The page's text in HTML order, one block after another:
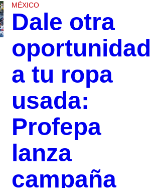
MÉXICO
Dale otra
oportunidad
a tu ropa
usada:
Profepa
lanza
campaña